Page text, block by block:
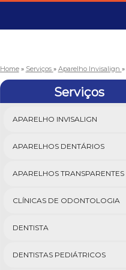
Home » Serviços » Aparelho Invisalign »
Serviços
APARELHO INVISALIGN
APARELHOS DENTÁRIOS
APARELHOS TRANSPARENTES
CLÍNICAS DE ODONTOLOGIA
DENTISTA
DENTISTAS PEDIÁTRICOS